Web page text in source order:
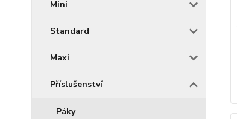
Mini
Standard
Maxi
Příslušenství
Páky